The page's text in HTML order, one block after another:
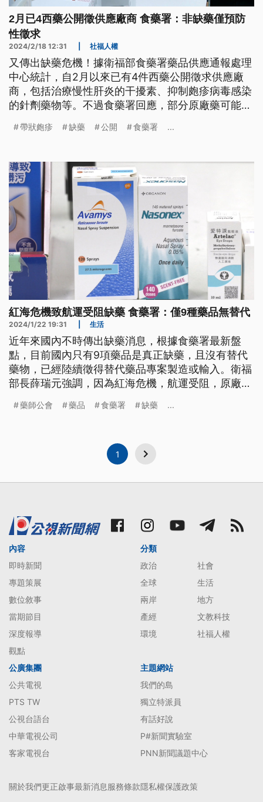
2月已4西藥公開徵供應廠商 食藥署：非缺藥僅預防
性徵求
2024/2/18 12:31 社福人權
又傳出缺藥危機！據衛福部食藥署藥品供應通報處理
中心統計，自2月以來已有4件西藥公開徵求供應廠
商，包括治療慢性肝炎的干擾素、抑制皰疹病毒感染
的針劑藥物等。不過食藥署回應，部分原廠藥可能因
前並未缺藥。
帶狀皰疹 缺藥 公開 食藥署 ...
紅海危機致航運受阻缺藥 食藥署：僅9種藥品無替代
2024/1/22 19:31 生活
近年來國內不時傳出缺藥消息，根據食藥署最新盤
點，目前國內只有9項藥品是真正缺藥，且沒有替代
藥物，已經陸續徵得替代藥品專案製造或輸入。衛福
部長薛瑞元強調，因為紅海危機，航運受阻，原廠藥
藥，可能影響健康。
藥師公會 藥品 食藥署 缺藥 ...
1
內容
即時新聞
專題策展
數位敘事
當期節目
深度報導
觀點
分類
政治
社會
全球
生活
兩岸
地方
產經
文教科技
環境
社福人權
公廣集團
公共電視
PTS TW
公視台語台
中華電視公司
客家電視台
主題網站
我們的島
獨立特派員
有話好說
P#新聞實驗室
PNN新聞議題中心
關於我們更正啟事最新消息服務條款隱私權保護政策